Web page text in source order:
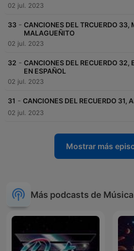
02 jul. 2023
33 - CANCIONES DEL TRCUERDO 33,
MALAGUEÑITO
02 jul. 2023
32 - CANCIONES DEL RECUERDO 32,
EN ESPAÑOL
02 jul. 2023
31 - CANCIONES DEL RECUERDO 31,
02 jul. 2023
Mostrar más
Más podcasts de Música